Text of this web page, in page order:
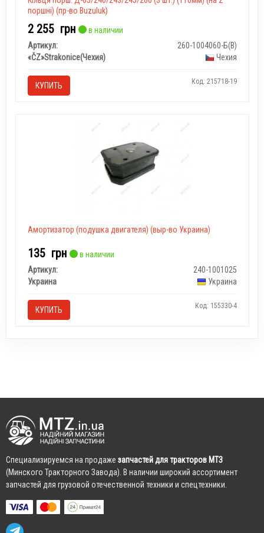
поршні) (пр-во Buzuluk)
2 255 грн
в наличии
Артикул:
260-1004060-Б(В)
«ČZ»Strakonice(Чехия)
Чехия
КУПИТЬ Код: 215718-19
Амортизатор (подушка двигателя) (выр-во Украина)
135 грн
в наличии
Артикул:
240-1001025
Украина
Украина
КУПИТЬ Код: 155330-4
Cпециализируемся на продаже запчастей для тракторов МТЗ
(Минского Тракторного Завода). В наличии широкий ассортимент
запчастей для грузовой отечественной техники и спецтехники.